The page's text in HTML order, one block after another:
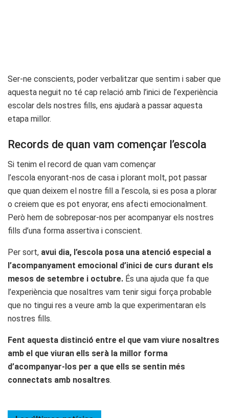
Ser-ne conscients, poder verbalitzar que sentim i saber que
aquesta neguit no té cap relació amb l’inici de l’experiència
escolar dels nostres fills, ens ajudarà a passar aquesta
etapa millor.
Records de quan vam començar l’escola
Si tenim el record de quan vam començar
l’escola enyorant-nos de casa i plorant molt, pot passar
que quan deixem el nostre fill a l’escola, si es posa a plorar
o creiem que es pot enyorar, ens afecti emocionalment.
Però hem de sobreposar-nos per acompanyar els nostres
fills d’una forma assertiva i conscient.
Per sort, avui dia, l’escola posa una atenció especial a
l’acompanyament emocional d’inici de curs durant els
mesos de setembre i octubre. És una ajuda que fa que
l’experiència que nosaltres vam tenir sigui força probable
que no tingui res a veure amb la que experimentaran els
nostres fills.
Fent aquesta distinció entre el que vam viure nosaltres
amb el que viuran ells serà la millor forma
d’acompanyar-los per a que ells se sentin més
connectats amb nosaltres.